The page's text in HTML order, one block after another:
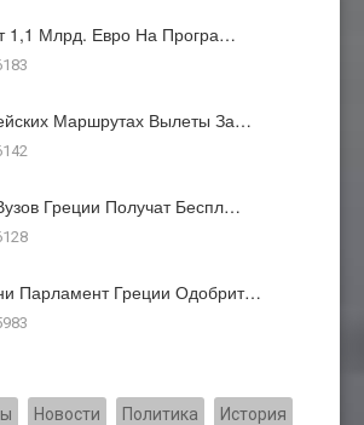
1,1 Млрд. Евро На Програ…
Маршрутах Вылеты За…
Греции Получат Беспл…
Парламент Греции Одобрит…
Новости Политика История